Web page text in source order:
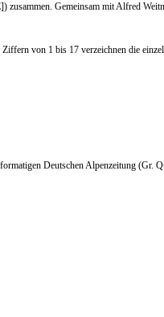
Gemeinsam mit Alfred
Ziffern von 1 bis 17 verzeichnen die
Deutschen Alpenzeitung (Gr.